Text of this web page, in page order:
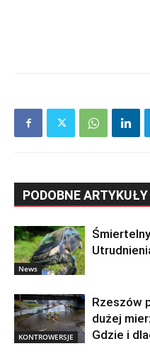
PODOBNE ARTYKUŁY
News
KONTROWERSJE
Rzeszów
dużej
Gdzie i